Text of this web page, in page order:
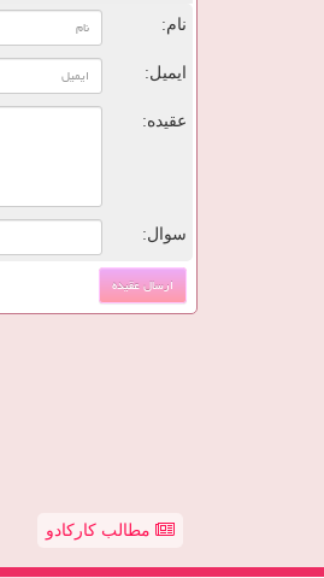
نام:
ایمیل:
عقیده:
سوال:
مطالب کارکادو